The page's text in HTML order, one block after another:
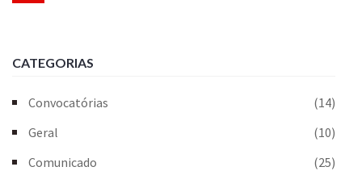
CATEGORIAS
Convocatórias
(14)
Geral
(10)
Comunicado
(25)